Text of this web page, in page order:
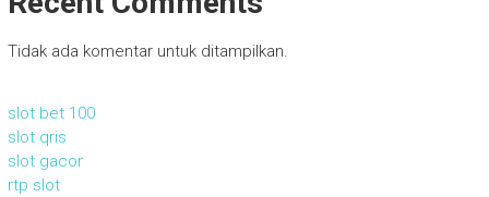
Tidak ada komentar untuk ditampilkan.
slot bet 100
slot qris
slot gacor
rtp slot